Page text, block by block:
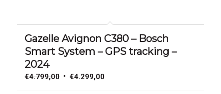
Gazelle Avignon C380 – Bosch
Smart System – GPS tracking –
2024
€4.799,00 Oorspronkelijke
€4.299,00Huidige
Aanbieding!